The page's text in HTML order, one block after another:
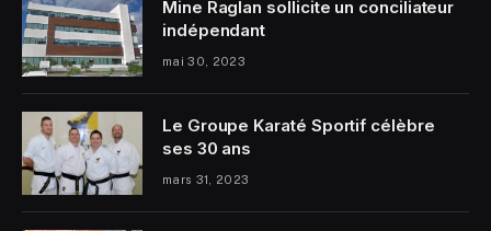
Mine Raglan sollicite un conciliateur
indépendant
mai 30, 2023
Le Groupe Karaté Sportif célèbre
ses 30 ans
mars 31, 2023